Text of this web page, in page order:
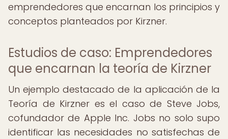
emprendedores que encarnan los principios y
conceptos planteados por Kirzner.
Estudios de caso: Emprendedores
que encarnan la teoría de Kirzner
Un ejemplo destacado de la aplicación de la
Teoría de Kirzner es el caso de Steve Jobs,
cofundador de Apple Inc. Jobs no solo supo
identificar las necesidades no satisfechas de